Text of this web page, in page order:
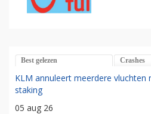
Best gelezen Crashes
KLM annuleert meerdere vluchten
staking
05 aug 26